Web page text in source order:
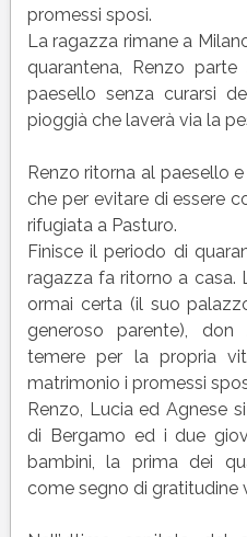
promessi sposi.
La ragazza rimane a
quarantena, Renzo
paesello senza curarsi
pioggià che laverà via la
Renzo ritorna al paesello
che per evitare di essere
rifugiata a Pasturo.
Finisce il periodo di
ragazza fa ritorno a casa.
ormai certa (il suo
generoso parente),
temere per la propria
matrimonio i promessi
Renzo, Lucia ed Agnese
di Bergamo ed i due
bambini, la prima dei
come segno di gratitudine